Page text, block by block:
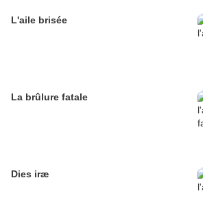
L'aile brisée
La brûlure fatale
Dies iræ